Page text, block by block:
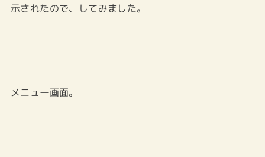
示されたので、してみました。
メニュー画面。